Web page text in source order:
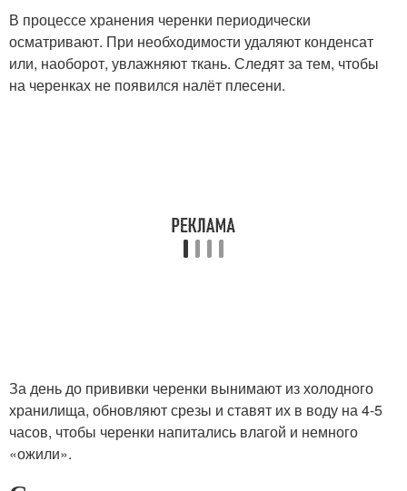
В процессе хранения черенки периодически
осматривают. При необходимости удаляют конденсат
или, наоборот, увлажняют ткань. Следят за тем, чтобы
на черенках не появился налёт плесени.
За день до прививки черенки вынимают из холодного
хранилища, обновляют срезы и ставят их в воду на 4-5
часов, чтобы черенки напитались влагой и немного
«ожили».